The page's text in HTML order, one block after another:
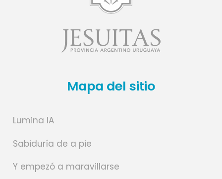
Mapa del sitio
Lumina IA
Sabiduría de a pie
Y empezó a maravillarse